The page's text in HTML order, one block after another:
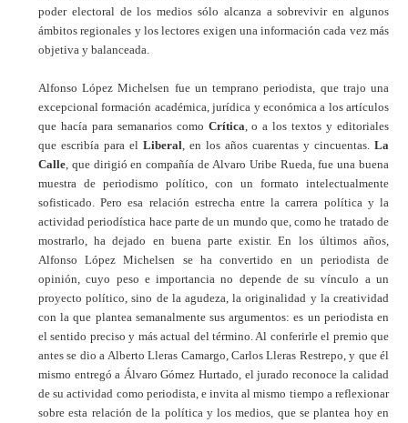
poder electoral de los medios sólo alcanza a sobrevivir en algunos
ámbitos regionales y los lectores exigen una información cada vez más
objetiva y balanceada.
Alfonso López Michelsen fue un temprano periodista, que trajo una
excepcional formación académica, jurídica y económica a los artículos
que hacía para semanarios como Crítica , o a los textos y editoriales
que escribía para el Liberal , en los años cuarentas y cincuentas. La
Calle , que dirigió en compañía de Alvaro Uribe Rueda, fue una buena
muestra de periodismo político, con un formato intelectualmente
sofisticado. Pero esa relación estrecha entre la carrera política y la
actividad periodística hace parte de un mundo que, como he tratado de
mostrarlo, ha dejado en buena parte existir. En los últimos años,
Alfonso López Michelsen se ha convertido en un periodista de
opinión, cuyo peso e importancia no depende de su vínculo a un
proyecto político, sino de la agudeza, la originalidad y la creatividad
con la que plantea semanalmente sus argumentos: es un periodista en
el sentido preciso y más actual del término. Al conferirle el premio que
antes se dio a Alberto Lleras Camargo, Carlos Lleras Restrepo, y que él
mismo entregó a Álvaro Gómez Hurtado, el jurado reconoce la calidad
de su actividad como periodista, e invita al mismo tiempo a reflexionar
sobre esta relación de la política y los medios, que se plantea hoy en